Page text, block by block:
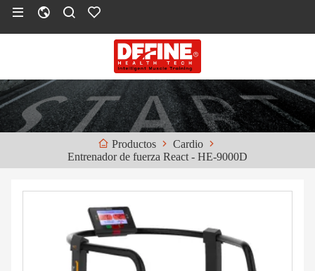
Productos
Cardio
Entrenador de fuerza React - HE-9000D